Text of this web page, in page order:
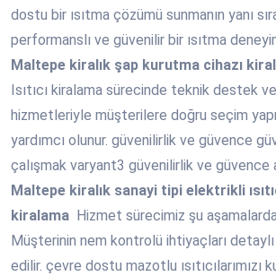
dostu bir ısıtma çözümü sunmanın yanı
performanslı ve güvenilir bir ısıtma
Maltepe kiralık şap kurutma cihazı
Isıtıcı kiralama sürecinde teknik destek
hizmetleriyle müşterilere doğru seçim
yardımcı olunur. güvenilirlik ve güvence
çalışmak varyant3 güvenilirlik ve güvence
Maltepe kiralık sanayi tipi elektrikli
kiralama Hizmet sürecimiz şu
Müşterinin nem kontrolü ihtiyaçları
edilir. çevre dostu mazotlu ısıtıcılarımızı